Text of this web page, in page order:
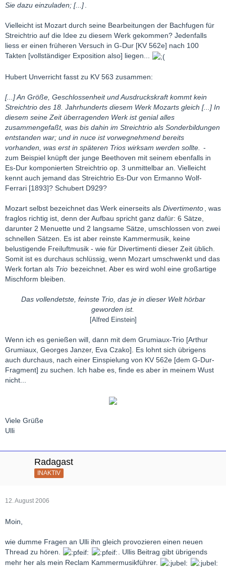
Sie dazu einzuladen; [...].
Vielleicht ist Mozart durch seine Bearbeitungen der Bachfugen für
Streichtrio auf die Idee zu diesem Werk gekommen? Jedenfalls
liess er einen früheren Versuch in G-Dur [KV 562e] nach 100
Takten [vollständiger Exposition also] liegen...
Hubert Unverricht fasst zu KV 563 zusammen:
[...] An Größe, Geschlossenheit und Ausdruckskraft kommt kein
Streichtrio des 18. Jahrhunderts diesem Werk Mozarts gleich [...] In
diesem seine Zeit überragenden Werk ist genial alles
zusammengefaßt, was bis dahin im Streichtrio als Sonderbildungen
entstanden war; und in nuce ist vorwegnehmend bereits
vorhanden, was erst in späteren Trios wirksam werden sollte.
-
zum Beispiel knüpft der junge Beethoven mit seinem ebenfalls in
Es-Dur komponierten Streichtrio op. 3 unmittelbar an. Vielleicht
kennt auch jemand das Streichtrio Es-Dur von Ermanno Wolf-
Ferrari [1893]? Schubert D929?
Mozart selbst bezeichnet das Werk einerseits als Divertimento
, was
fraglos richtig ist, denn der Aufbau spricht ganz dafür: 6 Sätze,
darunter 2 Menuette und 2 langsame Sätze, umschlossen von zwei
schnellen Sätzen. Es ist aber reinste Kammermusik, keine
belustigende Freiluftmusik - wie für Divertimenti dieser Zeit üblich.
Somit ist es durchaus schlüssig, wenn Mozart umschwenkt und das
Werk fortan als Trio bezeichnet. Aber es wird wohl eine großartige
Mischform bleiben.
Das vollendetste, feinste Trio, das je in dieser Welt hörbar
geworden ist.
[Alfred Einstein]
Wenn ich es genießen will, dann mit dem Grumiaux-Trio [Arthur
Grumiaux, Georges Janzer, Eva Czako]. Es lohnt sich übrigens
auch durchaus, nach einer Einspielung von KV 562e [dem G-Dur-
Fragment] zu suchen. Ich habe es, finde es aber in meinem Wust
nicht...
Viele Grüße
Ulli
Radagast
INAKTIV
12. August 2006
Moin,
wie dumme Fragen an Ulli ihn gleich provozieren einen neuen
Thread zu hören.
. Ullis Beitrag gibt übrigends
mehr her als mein Reclam Kammermusikführer.